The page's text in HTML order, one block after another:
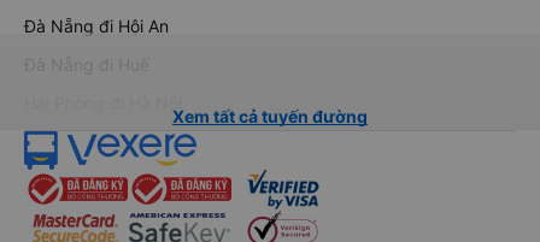
Đà Nẵng đi Hội An
Đà Nẵng đi Huế
Xem tất cả tuyến đường